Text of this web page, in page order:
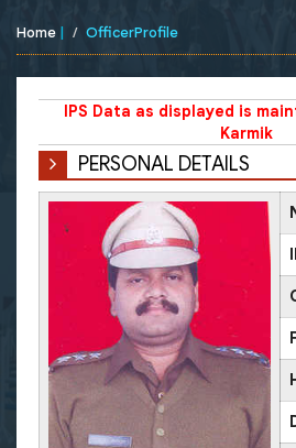
Home | OfficerProfile
IPS Data as displayed is
Karmik
PERSONAL DETAILS